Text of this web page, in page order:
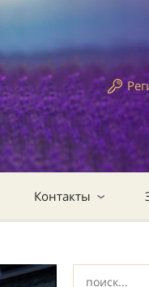
Контакты